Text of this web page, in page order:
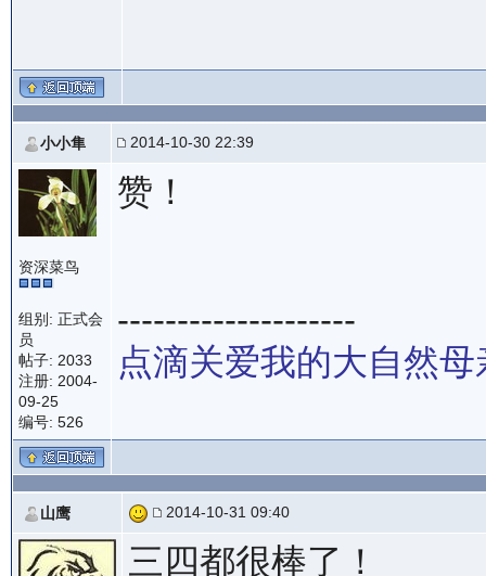
小小隼 2014-10-30 22:39
资深菜鸟
组别: 正式会
员
帖子: 2033
注册: 2004-
09-25
编号: 526
赞！
--------------------
点滴关爱我的大自然母
山鹰 2014-10-31 09:40
三四都很棒了！